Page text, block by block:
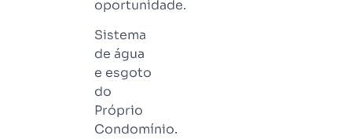
oportunidade.
Sistema
de água
e esgoto
do
Próprio
Condomínio.